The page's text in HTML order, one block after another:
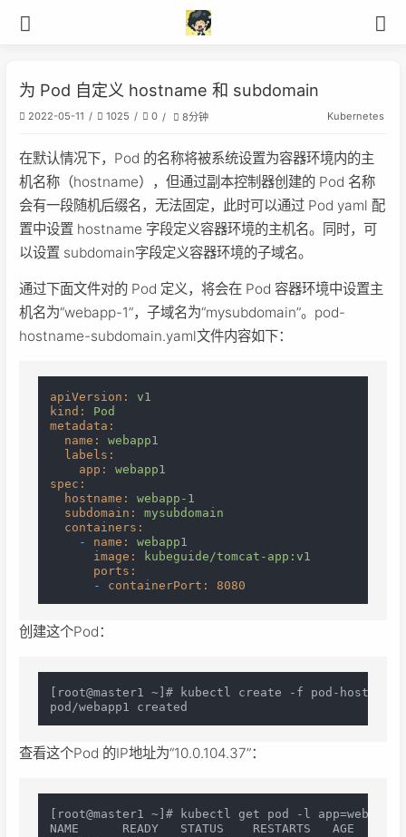
为 Pod 自定义 hostname 和 subdomain
2022-05-11 1025 0 8分钟 Kubernetes
在默认情况下，Pod 的名称将被系统设置为容器环境内的主
机名称（hostname），但通过副本控制器创建的 Pod 名称
会有一段随机后缀名，无法固定，此时可以通过 Pod yaml 配
置中设置 hostname 字段定义容器环境的主机名。同时，可
以设置 subdomain字段定义容器环境的子域名。
通过下面文件对的 Pod 定义，将会在 Pod 容器环境中设置主
机名为“webapp-1”，子域名为“mysubdomain”。pod-
hostname-subdomain.yaml文件内容如下：
apiVersion:
v1
kind:
Pod
metadata:
name:
webapp1
labels:
app:
webapp1
spec:
hostname:
webapp-1
subdomain:
mysubdomain
containers:
-
name:
webapp1
image:
kubeguide/tomcat-app:v1
ports:
-
containerPort: 8080
创建这个Pod：
[root@master1 ~]# kubectl create -f pod-
查看这个Pod 的IP地址为“10.0.104.37”：
[root@master1 ~]# kubectl get pod -l app=webapp1
NAME      READY   STATUS    RESTARTS   AGE   IP